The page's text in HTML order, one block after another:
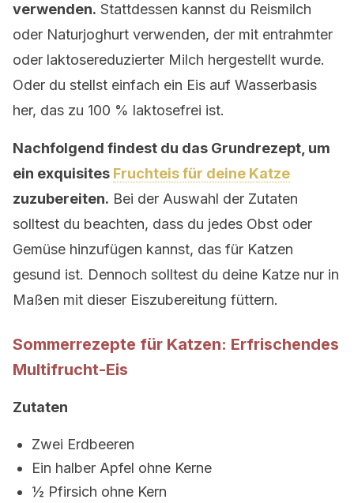
verwenden. Stattdessen kannst du Reismilch
oder Naturjoghurt verwenden, der mit entrahmter
oder laktosereduzierter Milch hergestellt wurde.
Oder du stellst einfach ein Eis auf Wasserbasis
her, das zu 100 % laktosefrei ist.
Nachfolgend findest du das Grundrezept, um
ein exquisites Fruchteis für deine Katze
zuzubereiten. Bei der Auswahl der Zutaten
solltest du beachten, dass du jedes Obst oder
Gemüse hinzufügen kannst, das für Katzen
gesund ist. Dennoch solltest du deine Katze nur in
Maßen mit dieser Eiszubereitung füttern.
Sommerrezepte für Katzen: Erfrischendes
Multifrucht-Eis
Zutaten
Zwei Erdbeeren
Ein halber Apfel ohne Kerne
½ Pfirsich ohne Kern